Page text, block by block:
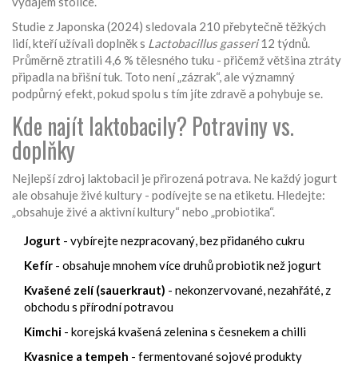
Studie z Japonska (2024) sledovala 210 přebytečně těžkých
lidí, kteří užívali doplněk s Lactobacillus gasseri12 týdnů.
Průměrně ztratili 4,6 % tělesného tuku - přičemž většina ztráty
připadla na břišní tuk. Toto není „zázrak“, ale významný
podpůrný efekt, pokud spolu s tím jíte zdravě a pohybuje se.
Kde najít laktobacily? Potraviny vs.
doplňky
Nejlepší zdroj laktobacil je přirozená potrava. Ne každý jogurt
ale obsahuje živé kultury - podívejte se na etiketu. Hledejte:
„obsahuje živé a aktivní kultury“ nebo „probiotika“.
Jogurt - vybírejte nezpracovaný, bez přidaného cukru
Kefír - obsahuje mnohem více druhů probiotik než jogurt
Kvašené zelí (sauerkraut) - nekonzervované, nezahřáté, z
obchodu s přírodní potravou
Kimchi - korejská kvašená zelenina s česnekem a chilli
Kvasnice a tempeh - fermentované sojové produkty